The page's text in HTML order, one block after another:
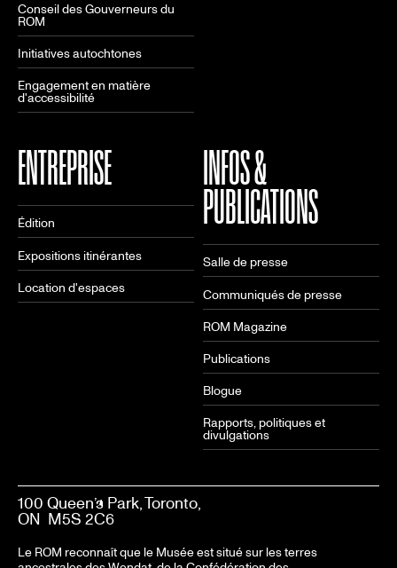
Conseil des Gouverneurs du
ROM
Initiatives autochtones
Engagement en matière
d'accessibilité
ENTREPRISE
Édition
Expositions itinérantes
Location d'espaces
INFOS &
PUBLICATIONS
Salle de presse
Communiqués de presse
ROM Magazine
Publications
Blogue
Rapports, politiques et
divulgations
100 Queen’s Park, Toronto,
ON M5S 2C6
Le ROM reconnaît que le Musée est situé sur les terres